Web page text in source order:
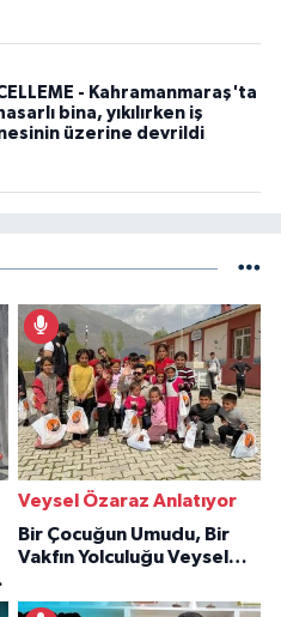
- Kahramanmaraş'ta
bina, yıkılırken iş
üzerine devrildi
Veysel Özaraz Anlatıyor
Bir Çocuğun Umudu, Bir
Vakfın Yolculuğu Veysel